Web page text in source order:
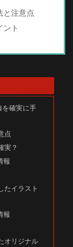
と注意点
ント
を確実に手
点
実？
報
たイラスト
報
オリジナル